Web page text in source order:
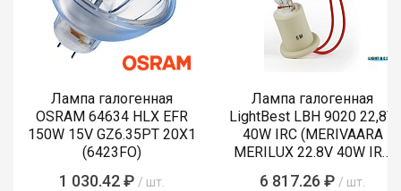
Лампа галогенная
OSRAM 64634 HLX EFR
150W 15V GZ6.35PT 20X1
(6423FO)
1 030.42 ₽ / шт.
Лампа галогенная
LightBest LBH 9020 22,8V
40W IRC (MERIVAARA
MERILUX 22.8V 40W IRC
6 817.26 ₽ / шт.